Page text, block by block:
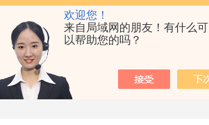
欢迎您！
来自局域网的朋友！有什么可
以帮助您的吗？